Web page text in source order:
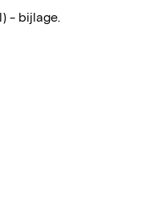
- bijlage.